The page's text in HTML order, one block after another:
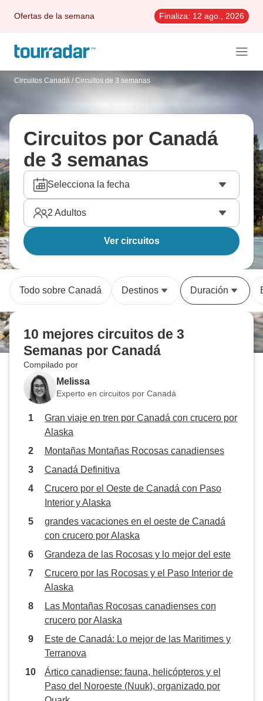
Ofertas de la semana Finaliza: 12 ago., 2026
Circuitos Canadá / Circuitos de 3 semanas
Circuitos por Canadá
de 3 semanas
Selecciona la fecha
2 Adultos
Ver circuitos
Todo sobre Canadá Destinos Duración
10 mejores circuitos de 3
Semanas por Canadá
Compilado por
Melissa
Experto en circuitos por Canadá
Gran viaje en tren por Canadá con crucero por
Alaska
Montañas Montañas Rocosas canadienses
Canadá Definitiva
Crucero por el Oeste de Canadá con Paso
Interior y Alaska
grandes vacaciones en el oeste de Canadá
con crucero por Alaska
Grandeza de las Rocosas y lo mejor del este
Crucero por las Rocosas y el Paso Interior de
Alaska
Las Montañas Rocosas canadienses con
crucero por Alaska
Este de Canadá: Lo mejor de las Maritimes y
Terranova
Ártico canadiense: fauna, helicópteros y el
Paso del Noroeste (Nuuk), organizado por